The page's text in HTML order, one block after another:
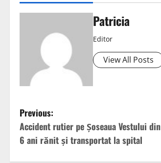
Patricia
Editor
View All Posts
Previous:
Accident rutier pe Șoseaua Vestului
6 ani rănit și transportat la spital